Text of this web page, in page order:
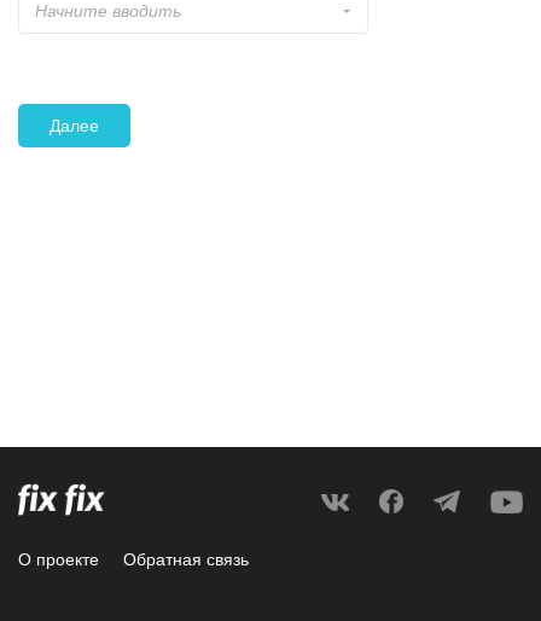
Начните вводить
Далее
О проекте Обратная связь